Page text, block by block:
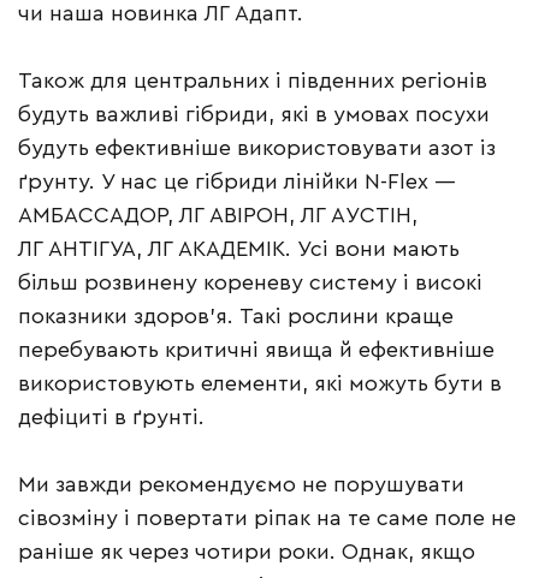
чи наша новинка ЛГ Адапт.
Також для центральних і південних регіонів
будуть важливі гібриди, які в умовах посухи
будуть ефективніше використовувати азот із
ґрунту. У нас це гібриди лінійки N-Flex —
АМБАССАДОР, ЛГ АВІРОН, ЛГ АУСТІН,
ЛГ АНТІГУА, ЛГ АКАДЕМІК. Усі вони мають
більш розвинену кореневу систему і високі
показники здоров’я. Такі рослини краще
перебувають критичні явища й ефективніше
використовують елементи, які можуть бути в
дефіциті в ґрунті.
Ми завжди рекомендуємо не порушувати
сівозміну і повертати ріпак на те саме поле не
раніше як через чотири роки. Однак, якщо